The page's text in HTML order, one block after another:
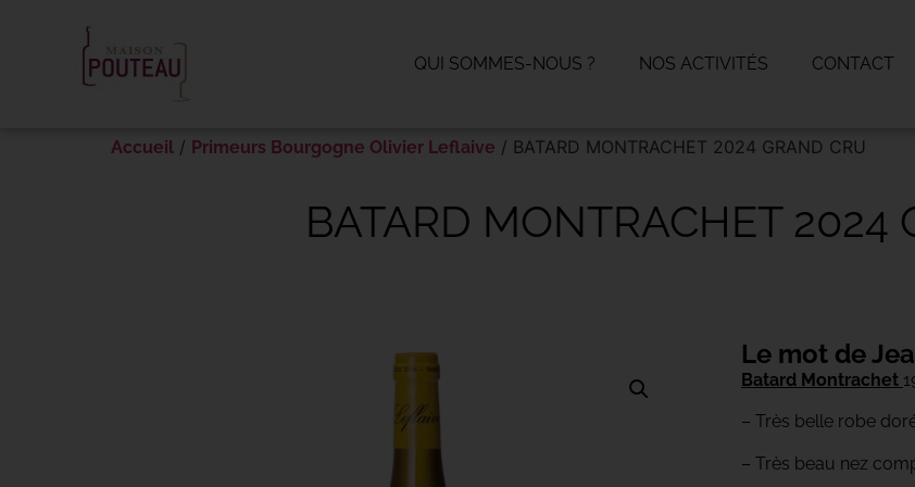
QUI SOMMES-NOUS ? NOS ACTIVITÉS CONTACT
Accueil / Primeurs Bourgogne Olivier Leflaive / BATARD MONTRACHET 2024 GRAND CRU
BATARD MONTRACHET 2024
Le mot de
Batard Montrachet
– Très belle robe
– Très beau nez